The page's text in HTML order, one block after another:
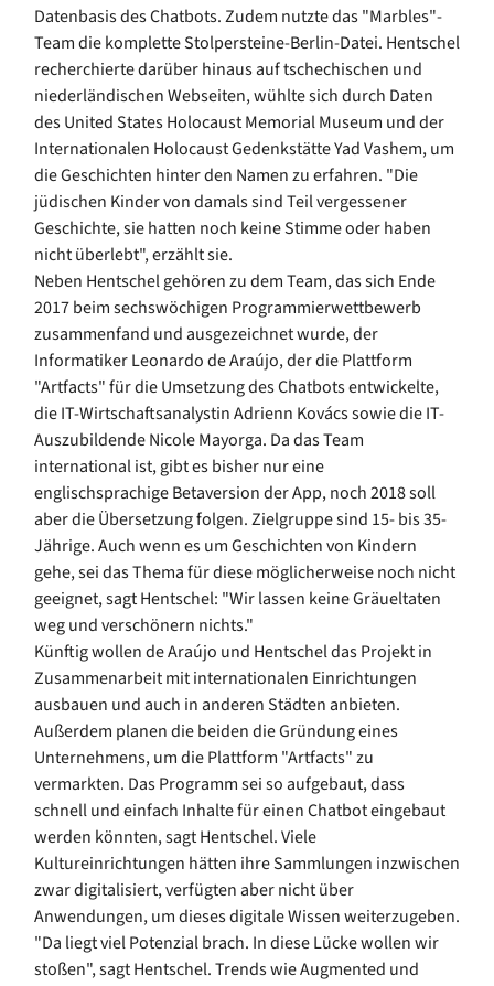
Datenbasis des Chatbots. Zudem nutzte das "Marbles"-
Team die komplette Stolpersteine-Berlin-Datei. Hentschel
recherchierte darüber hinaus auf tschechischen und
niederländischen Webseiten, wühlte sich durch Daten
des United States Holocaust Memorial Museum und der
Internationalen Holocaust Gedenkstätte Yad Vashem, um
die Geschichten hinter den Namen zu erfahren. "Die
jüdischen Kinder von damals sind Teil vergessener
Geschichte, sie hatten noch keine Stimme oder haben
nicht überlebt", erzählt sie.
Neben Hentschel gehören zu dem Team, das sich Ende
2017 beim sechswöchigen Programmierwettbewerb
zusammenfand und ausgezeichnet wurde, der
Informatiker Leonardo de Araújo, der die Plattform
"Artfacts" für die Umsetzung des Chatbots entwickelte,
die IT-Wirtschaftsanalystin Adrienn Kovács sowie die IT-
Auszubildende Nicole Mayorga. Da das Team
international ist, gibt es bisher nur eine
englischsprachige Betaversion der App, noch 2018 soll
aber die Übersetzung folgen. Zielgruppe sind 15- bis 35-
Jährige. Auch wenn es um Geschichten von Kindern
gehe, sei das Thema für diese möglicherweise noch nicht
geeignet, sagt Hentschel: "Wir lassen keine Gräueltaten
weg und verschönern nichts."
Künftig wollen de Araújo und Hentschel das Projekt in
Zusammenarbeit mit internationalen Einrichtungen
ausbauen und auch in anderen Städten anbieten.
Außerdem planen die beiden die Gründung eines
Unternehmens, um die Plattform "Artfacts" zu
vermarkten. Das Programm sei so aufgebaut, dass
schnell und einfach Inhalte für einen Chatbot eingebaut
werden könnten, sagt Hentschel. Viele
Kultureinrichtungen hätten ihre Sammlungen inzwischen
zwar digitalisiert, verfügten aber nicht über
Anwendungen, um dieses digitale Wissen weiterzugeben.
"Da liegt viel Potenzial brach. In diese Lücke wollen wir
stoßen", sagt Hentschel. Trends wie Augmented und